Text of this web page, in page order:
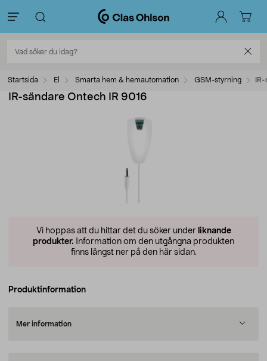
Startsida El Smarta hem & hemautomation GSM-styrning
IR-sändare Ontech IR 9016
Vi hoppas att du hittar det du söker under liknande
produkter. Information om den utgångna produkten
finns längst ner på den här sidan.
Produktinformation
Mer information